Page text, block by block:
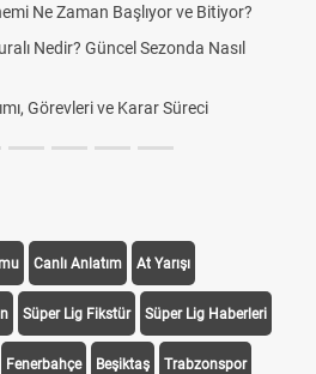
Ne Zaman Başlıyor ve Bitiyor?
Nedir? Güncel Sezonda Nasıl
Görevleri ve Karar Süreci
Canlı Anlatım At Yarışı
Süper Lig Fikstür Süper Lig Haberleri
Fenerbahçe Beşiktaş Trabzonspor